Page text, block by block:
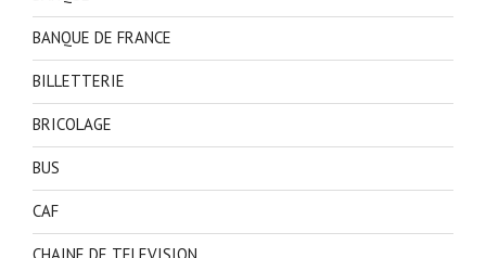
BANQUE DE FRANCE
BILLETTERIE
BRICOLAGE
BUS
CAF